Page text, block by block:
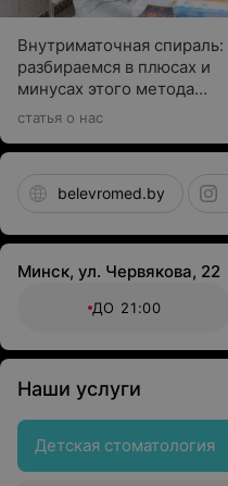
Внутриматочная спираль:
разбираемся в плюсах и
минусах этого метода
контрацепции
статья о нас
belevromed.by
Минск, ул. Червякова, 22
ДО 21:00
Наши услуги
Детская стоматология